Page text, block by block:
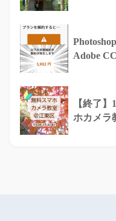
Adobe
【終了
ホカメラ